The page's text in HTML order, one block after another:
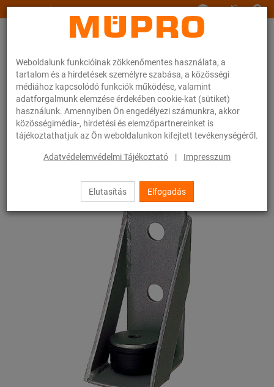
Weboldalunk funkcióinak zökkenőmentes használata, a
tartalom és a hirdetések személyre szabása, a közösségi
médiához kapcsolódó funkciók működése, valamint
adatforgalmunk elemzése érdekében cookie-kat (sütiket)
használunk. Amennyiben Ön engedélyezi számunkra, akkor
közösségimédia-, hirdetési és elemzőpartnereinket is
tájékoztathatjuk az Ön weboldalunkon kifejtett tevékenységéről.
Adatvédelemvédelmi Tájékoztató | Impresszum
Elutasítás Elfogadás
www.muepro.hu
Webáruhàz Rögzítéstechnika
Légtechnika
Nemesacél termékek szellőzőcsövek rögzítéséhez